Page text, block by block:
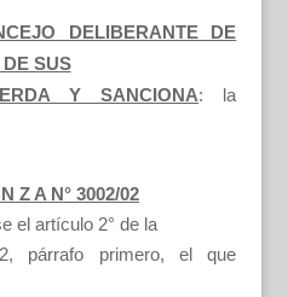
DELIBERANTE DE
SUS
Y SANCIONA: la
Z A N° 3002/02
el artículo 2° de la
párrafo primero, el que